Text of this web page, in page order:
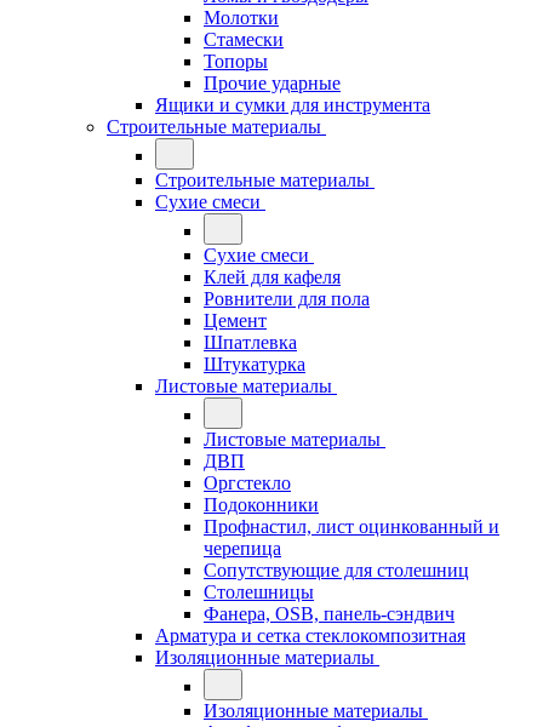
Молотки
Стамески
Топоры
Прочие ударные
Ящики и сумки для инструмента
Строительные материалы
Строительные материалы
Сухие смеси
Сухие смеси
Клей для кафеля
Ровнители для пола
Цемент
Шпатлевка
Штукатурка
Листовые материалы
Листовые материалы
ДВП
Оргстекло
Подоконники
Профнастил, лист оцинкованный и
черепица
Сопутствующие для столешниц
Столешницы
Фанера, OSB, панель-сэндвич
Арматура и сетка стеклокомпозитная
Изоляционные материалы
Изоляционные материалы